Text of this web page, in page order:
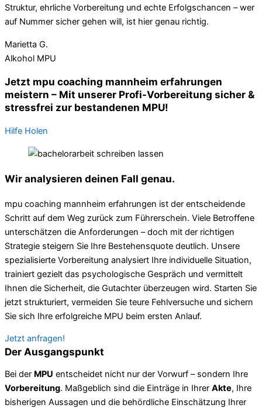
Struktur, ehrliche Vorbereitung und echte Erfolgschancen – wer
auf Nummer sicher gehen will, ist hier genau richtig.
Marietta G.
Alkohol MPU
Jetzt mpu coaching mannheim erfahrungen
meistern – Mit unserer Profi-Vorbereitung sicher &
stressfrei zur bestandenen MPU!
Hilfe Holen
Wir analysieren deinen Fall genau.
mpu coaching mannheim erfahrungen ist der entscheidende
Schritt auf dem Weg zurück zum Führerschein. Viele Betroffene
unterschätzen die Anforderungen – doch mit der richtigen
Strategie steigern Sie Ihre Bestehensquote deutlich. Unsere
spezialisierte Vorbereitung analysiert Ihre individuelle Situation,
trainiert gezielt das psychologische Gespräch und vermittelt
Ihnen die Sicherheit, die Gutachter überzeugen wird. Starten Sie
jetzt strukturiert, vermeiden Sie teure Fehlversuche und sichern
Sie sich Ihre erfolgreiche MPU beim ersten Anlauf.
Jetzt anfragen!
Der Ausgangspunkt
Bei der MPU entscheidet nicht nur der Vorwurf – sondern Ihre
Vorbereitung. Maßgeblich sind die Einträge in Ihrer Akte, Ihre
bisherigen Aussagen und die behördliche Einschätzung Ihrer